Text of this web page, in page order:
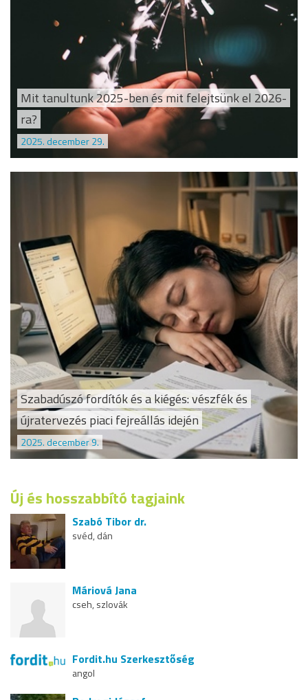
Mit tanultunk 2025-ben és mit felejtsünk el 2026-
ra?
2025. december 29.
Szabadúszó fordítók és a kiégés: vészfék és
újratervezés piaci fejreállás idején
2025. december 9.
Új és hosszabbító tagjaink
Szabó Tibor dr.
svéd, dán
Máriová Jana
cseh, szlovák
Fordit.hu Szerkesztőség
angol